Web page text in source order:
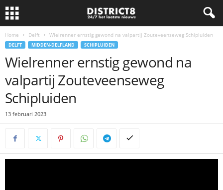
Home Delft Wielrenner ernstig gewond na valpartij Zouteveenseweg Schipluiden
DELFT MIDDEN-DELFLAND SCHIPLUIDEN
Wielrenner ernstig gewond na
valpartij Zouteveenseweg
Schipluiden
13 februari 2023